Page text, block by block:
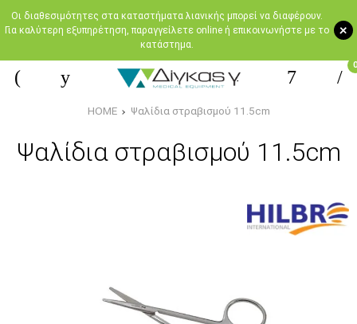
+
Oι διαθεσιμότητες στα καταστήματα λιανικής μπορεί να διαφέρουν.
Για καλύτερη εξυπηρέτηση, παραγγείλετε online ή επικοινωνήστε με το
κατάστημα.
0
HOME Ψαλίδια στραβισμού 11.5cm
Ψαλίδια στραβισμού 11.5cm